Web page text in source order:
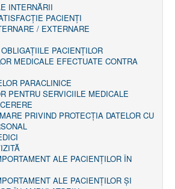
INTERNĂRII
PACIENŢI
/ EXTERNARE
PACIENȚILOR
MEDICALE EFECTUATE CONTRA
PARACLINICE
PENTRU SERVICIILE MEDICALE
PRIVIND PROTECŢIA DATELOR CU
ALE PACIENȚILOR ÎN
ALE PACIENȚILOR ȘI